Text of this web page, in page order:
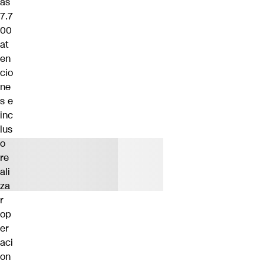
7.7
00
at
en
cio
ne
s e
inc
lus
o
re
ali
za
r
op
er
aci
on